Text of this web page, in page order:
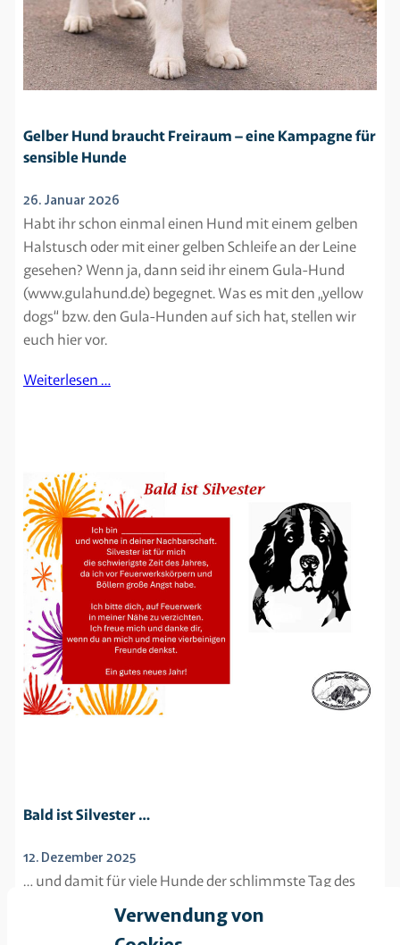
Verwendung von
Gelber Hund braucht Freiraum – eine Kampagne für
sensible Hunde
26. Januar 2026
Habt ihr schon einmal einen Hund mit einem gelben
Halstusch oder mit einer gelben Schleife an der Leine
gesehen? Wenn ja, dann seid ihr einem Gula-Hund
(www.gulahund.de) begegnet. Was es mit den „yellow
dogs“ bzw. den Gula-Hunden auf sich hat, stellen wir
euch hier vor.
Weiterlesen …
Bald ist Silvester …
12. Dezember 2025
… und damit für viele Hunde der schlimmste Tag des
Jahres, an dem sie vor Angst nicht wissen, was sie
machen, wie sie sich verhalten sollen. Im letzten Jahr